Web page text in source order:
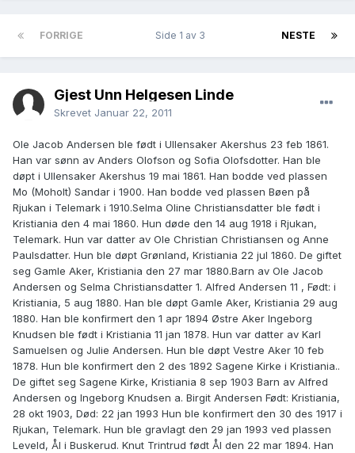
FORRIGE NESTE
Side 1 av 3
Gjest Unn Helgesen Linde
Skrevet Januar 22, 2011
Ole Jacob Andersen ble født i Ullensaker Akershus 23 feb 1861.
Han var sønn av Anders Olofson og Sofia Olofsdotter. Han ble
døpt i Ullensaker Akershus 19 mai 1861. Han bodde ved plassen
Mo (Moholt) Sandar i 1900. Han bodde ved plassen Bøen på
Rjukan i Telemark i 1910.Selma Oline Christiansdatter ble født i
Kristiania den 4 mai 1860. Hun døde den 14 aug 1918 i Rjukan,
Telemark. Hun var datter av Ole Christian Christiansen og Anne
Paulsdatter. Hun ble døpt Grønland, Kristiania 22 jul 1860. De giftet
seg Gamle Aker, Kristiania den 27 mar 1880.Barn av Ole Jacob
Andersen og Selma Christiansdatter 1. Alfred Andersen 11 , Født: i
Kristiania, 5 aug 1880. Han ble døpt Gamle Aker, Kristiania 29 aug
1880. Han ble konfirmert den 1 apr 1894 Østre Aker Ingeborg
Knudsen ble født i Kristiania 11 jan 1878. Hun var datter av Karl
Samuelsen og Julie Andersen. Hun ble døpt Vestre Aker 10 feb
1878. Hun ble konfirmert den 2 des 1892 Sagene Kirke i Kristiania..
De giftet seg Sagene Kirke, Kristiania 8 sep 1903 Barn av Alfred
Andersen og Ingeborg Knudsen a. Birgit Andersen Født: Kristiania,
28 okt 1903, Død: 22 jan 1993 Hun ble konfirmert den 30 des 1917 i
Rjukan, Telemark. Hun ble gravlagt den 29 jan 1993 ved plassen
Leveld, Ål i Buskerud. Knut Trintrud født Ål den 22 mar 1894. Han